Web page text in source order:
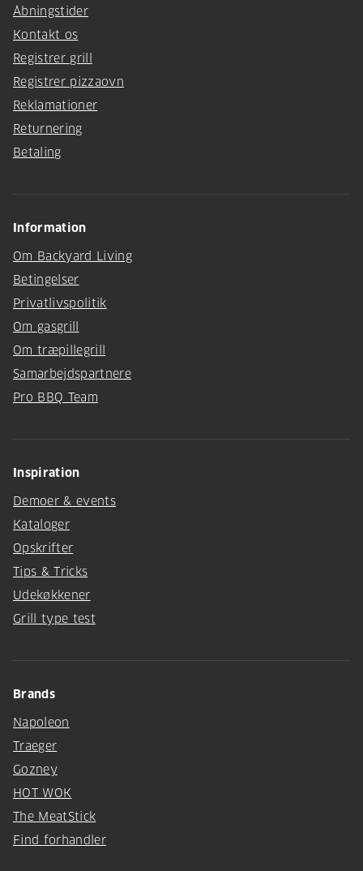
Åbningstider
Kontakt os
Registrer grill
Registrer pizzaovn
Reklamationer
Returnering
Betaling
Information
Om Backyard Living
Betingelser
Privatlivspolitik
Om gasgrill
Om træpillegrill
Samarbejdspartnere
Pro BBQ Team
Inspiration
Demoer & events
Kataloger
Opskrifter
Tips & Tricks
Udekøkkener
Grill type test
Brands
Napoleon
Traeger
Gozney
HOT WOK
The MeatStick
Find forhandler